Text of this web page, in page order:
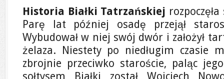
Historia Białki Tatrzańskiej
Parę lat później osadę przejął
Wybudował w niej swój dwór i założył
żelaza. Niestety po niedługim czasie
zbrojnie przeciwko staroście, paląc
sołtysem Białki został Wojciech